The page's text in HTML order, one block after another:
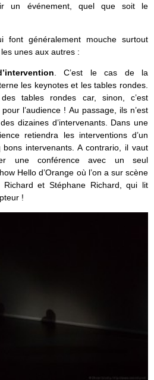
un événement, quel que soit le
font généralement mouche surtout
unes aux autres :
. C’est le cas de la
les keynotes et les tables rondes.
tables rondes car, sinon, c’est
l’audience ! Au passage, ils n’est
dizaines d’intervenants. Dans une
retiendra les interventions d’un
intervenants. A contrario, il vaut
une conférence avec un seul
Hello d’Orange où l’on a sur scène
et Stéphane Richard, qui lit
!